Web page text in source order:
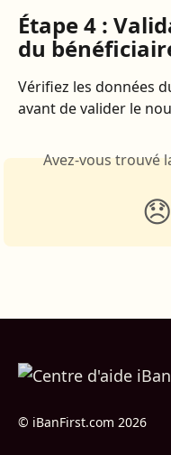
Étape 4 :
du
Vérifiez les données
avant de valider le
Avez-vous trouvé
😞
© iBanFirst.com 2026